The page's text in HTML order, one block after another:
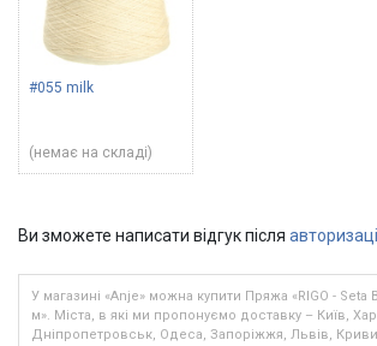
#055 milk
(немає на складі)
Ви зможете написати відгук після
У магазині «Anje» можна купити Пряжа «RIGO - Seta
м». Міста, в які ми пропонуємо доставку – Київ,
Дніпропетровськ, Одеса, Запоріжжя, Львів,